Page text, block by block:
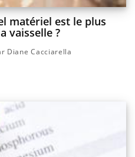
matériel est le plus
vaisselle ?
Diane Cacciarella